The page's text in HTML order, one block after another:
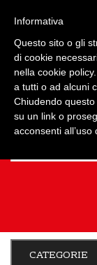
CATEGORIE
Informativa
Questo sito o gli
di cookie
nella cookie
a tutti o ad alcuni
Chiudendo
su un link o
acconsenti all’uso